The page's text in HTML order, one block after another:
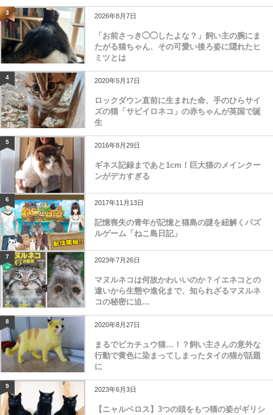
3 2026年8月7日
「お前さっき◯◯したよな？」飼い主の腕にま
たがる猫ちゃん、その可愛い後ろ姿に隠れたヒ
ミツとは
4 2020年5月17日
ロックダウン直前に生まれた命、手のひらサイ
ズの猫「サビイロネコ」の赤ちゃんが英国で誕
生
5 2016年8月29日
ギネス記録まであと1cm！巨大猫のメインクー
ンがデカすぎる
6 2017年11月13日
記憶喪失の青年が記憶と猫島の謎を紐解くパズ
ルゲーム「ねこ島日記」
7 2023年7月26日
マヌルネコは何故かわいいのか？イエネコとの
違いから生態や進化まで、知られざるマヌルネ
コの秘密に迫...
8 2020年8月27日
まるでピカチュウ猫…！？飼い主さんの意外な
行動で黄色に染まってしまったタイの猫が話題
に
9 2023年6月3日
【ニャルベロス】3つの頭をもつ猫の姿がギリシ